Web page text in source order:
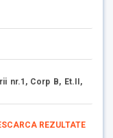
nr.1, Corp B, Et.II,
REZULTATE